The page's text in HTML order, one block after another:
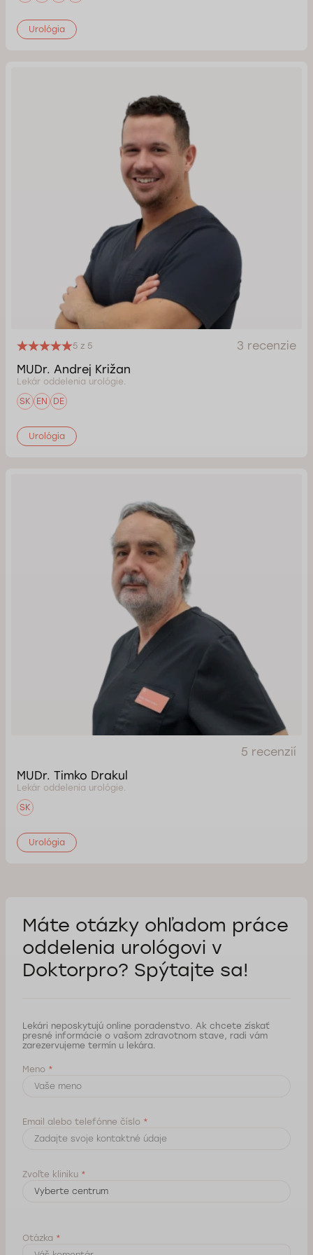
Urológia
5 z 5
3 recenzie
MUDr. Andrej Križan
Lekár oddelenia urológie.
SK
EN DE
Urológia
5 recenzií
MUDr. Timko Drakul
Lekár oddelenia urológie.
SK
Urológia
Máte otázky ohľadom práce
oddelenia urológovi v
Doktorpro? Spýtajte sa!
Lekári neposkytujú online poradenstvo. Ak chcete získať
presné informácie o vašom zdravotnom stave, radi vám
zarezervujeme termín u lekára.
Meno *
Email alebo telefónne číslo *
Zvoľte kliniku *
Otázka *